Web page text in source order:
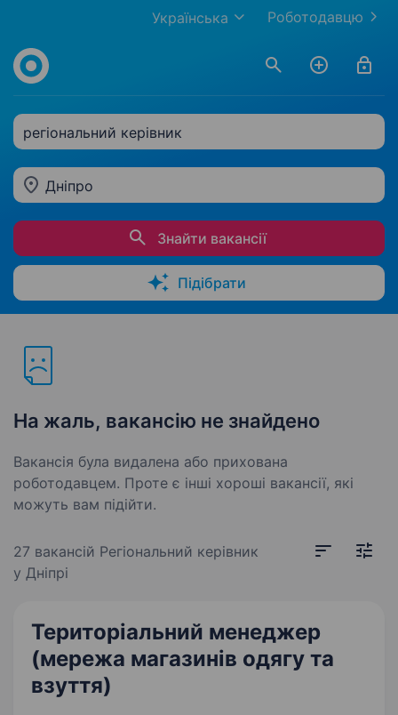
Роботодавцю
Українська
регіональний керівник
Дніпро
Знайти вакансії
Підібрати
На жаль, вакансію не знайдено
Вакансія була видалена або прихована
роботодавцем. Проте є інші хороші вакансії, які
можуть вам підійти.
27 вакансій Регіональний керівник
у Дніпрі
Територіальний менеджер
(мережа магазинів одягу та
взуття)